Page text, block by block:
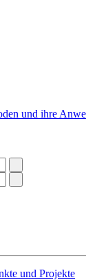
und ihre
und Projekte